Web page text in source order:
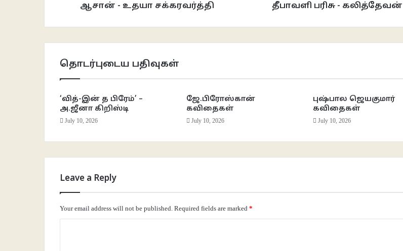
ஆசான் - உதயா சக்கரவர்த்தி தீபாவளி பரிசு - கலித்தேவன்
தொடர்புடைய பதிவுகள்
‘வித்-இன் த பிரேம்’ –
அ.ஜீனா கிறிஸ்டி
July 10, 2026
ஜே.பிரோஸ்கான்
கவிதைகள்
July 10, 2026
புஷ்பால ஜெயகுமார்
கவிதைகள்
July 10, 2026
Leave a Reply
Your email address will not be published. Required fields are marked *